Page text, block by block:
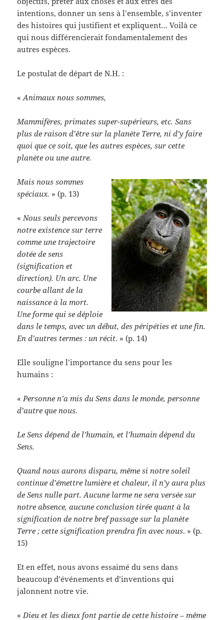
intentions, donner un sens à l’ensemble, s’inventer
des histoires qui justifient et expliquent… Voilà ce
qui nous différencierait fondamentalement des
autres espèces.
Le postulat de départ de N.H. :
«Animaux nous sommes,
Mammifères, primates super-supérieurs, etc. Sans
plus de raison d’être sur la planète Terre, ni d’y faire
quoi que ce soit, que les autres espèces, sur cette
planète ou une autre.
Mais nous sommes
spéciaux. » (p. 13)
« Nous seuls percevons
notre existence sur terre
comme une trajectoire
dotée de sens
(signification et
direction). Un arc. Une
courbe allant de la
naissance à la mort.
Une forme qui se déploie
dans le temps, avec un début, des péripéties et une fin.
En d’autres termes : un récit. » (p. 14)
Elle souligne l’importance du sens pour les
humains :
« Personne n’a mis du Sens dans le monde, personne
d’autre que nous.
Le Sens dépend de l’humain, et l’humain dépend du
Sens.
Quand nous aurons disparu, même si notre soleil
continue d’émettre lumière et chaleur, il n’y aura plus
de Sens nulle part. Aucune larme ne sera versée sur
notre absence, aucune conclusion tirée quant à la
signification de notre bref passage sur la planète
Terre ; cette signification prendra fin avec nous. » (p.
15)
Et en effet, nous avons essaimé du sens dans
beaucoup d’événements et d’inventions qui
jalonnent notre vie.
« Dieu et les dieux font partie de cette histoire – même